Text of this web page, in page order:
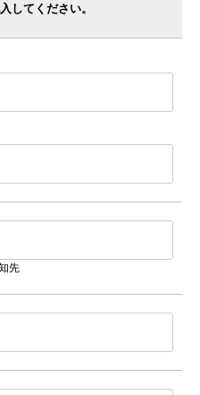
してください。
先